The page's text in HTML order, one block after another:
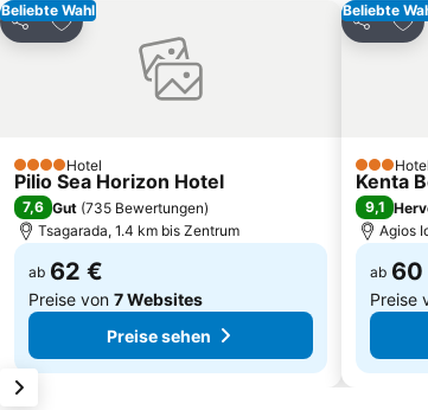
Beliebte Wahl
Teilen
Zu Favoriten hinzufügen
4 SterneHotel
Pilio Sea Horizon Hotel
7,6 Gut (735 Bewertungen)
Tsagarada, 1.4 km bis Zentrum
ab 62 €
Preise von 7 Websites
Preise sehen
Beliebte
Teilen
Zu
3 Sterne
Hotel
Kenta
9,1
Agios
ab 60
Preise